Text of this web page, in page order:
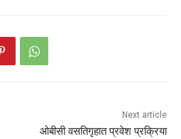
Next article
ओबीसी वसतिगृहात प्रवेश प्रक्रिया